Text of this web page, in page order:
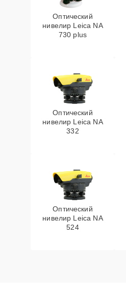
Оптический
нивелир Leica NA
730 plus
Оптический
нивелир Leica NA
332
Оптический
нивелир Leica NA
524